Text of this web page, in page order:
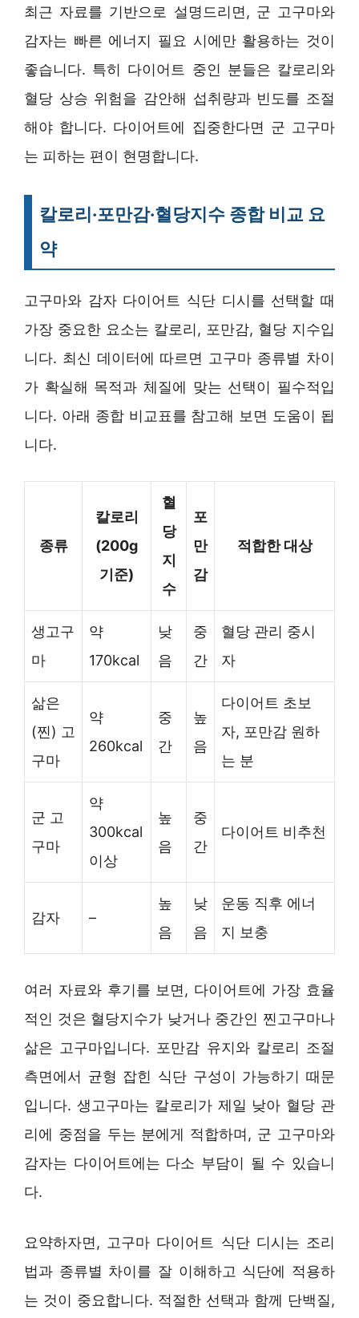
최근 자료를 기반으로 설명드리면, 군 고구마와
감자는 빠른 에너지 필요 시에만 활용하는 것이
좋습니다. 특히 다이어트 중인 분들은 칼로리와
혈당 상승 위험을 감안해 섭취량과 빈도를 조절
해야 합니다. 다이어트에 집중한다면 군 고구마
는 피하는 편이 현명합니다.
칼로리·포만감·혈당지수 종합 비교 요
약
고구마와 감자 다이어트 식단 디시를 선택할 때
가장 중요한 요소는 칼로리, 포만감, 혈당 지수입
니다. 최신 데이터에 따르면 고구마 종류별 차이
가 확실해 목적과 체질에 맞는 선택이 필수적입
니다. 아래 종합 비교표를 참고해 보면 도움이 됩
니다.
종류
칼로리
(200g
기준)
혈
당
지
수
포
만
감
적합한 대상
생고구
마
약
170kcal
낮
음
중
간
혈당 관리 중시
자
삶은
(찐) 고
구마
약
260kcal
중
간
높
음
다이어트 초보
자, 포만감 원하
는 분
군 고
구마
약
300kcal
이상
높
음
중
간
다이어트 비추천
감자 –
높
음
낮
음
운동 직후 에너
지 보충
여러 자료와 후기를 보면, 다이어트에 가장 효율
적인 것은 혈당지수가 낮거나 중간인 찐고구마나
삶은 고구마입니다. 포만감 유지와 칼로리 조절
측면에서 균형 잡힌 식단 구성이 가능하기 때문
입니다. 생고구마는 칼로리가 제일 낮아 혈당 관
리에 중점을 두는 분에게 적합하며, 군 고구마와
감자는 다이어트에는 다소 부담이 될 수 있습니
다.
요약하자면, 고구마 다이어트 식단 디시는 조리
법과 종류별 차이를 잘 이해하고 식단에 적용하
는 것이 중요합니다. 적절한 선택과 함께 단백질,